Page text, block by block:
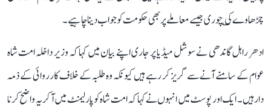
چڑھاوے کی ؎چوری جیسے معاملے پر بھی حکومت کو جواب دینا چاہیے۔
ادھر راہل گاندھی نے سوشل میڈیا پر جاری اپنے بیان میں کہا کہ وزیر داخلہ امت شاہ
عوام کے سامنے آنے سے گریز کر رہے ہیں کیونکہ وہ طلبہ کے خلاف کارروائی کے ذمہ
دار ہیں۔ ایک اور پوسٹ میں انہوں نے کہا کہ امت شاہ کو پارلیمنٹ میں آ کر یہ واضح کرنا